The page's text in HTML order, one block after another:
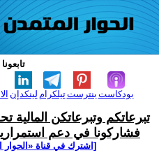
لينكدإن تيلكرامبنترست بودكاست
تبرعاتكم وتبرعاتكن المالية
فشاركونا في دعم
[اشترك في قناة ‫«الحوار